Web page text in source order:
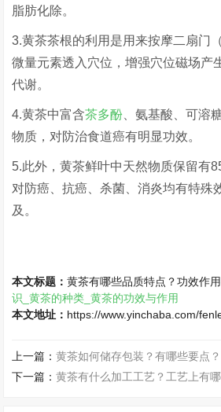
脂肪化除。
3.黄茶茶根的利用是用来按摩二扇门
微量元素透入穴位，增强穴位磁场产
代谢。
4.黄茶中富含茶多酚 、氨基酸、可溶
物质，对防治食道癌有明显功效。
5.此外，黄茶鲜叶中天然物质保留有
对防癌、抗癌、杀菌、消炎均有特殊
及。
本文标题：黄茶有哪些品质特点？功效作
识_黄茶的种类_黄茶的功效与作用
本文地址： https://www.yinchaba.com/
上一篇：黄茶如何储存包装？有哪些要点？
下一篇：黄茶有什么加工工艺？工艺上有